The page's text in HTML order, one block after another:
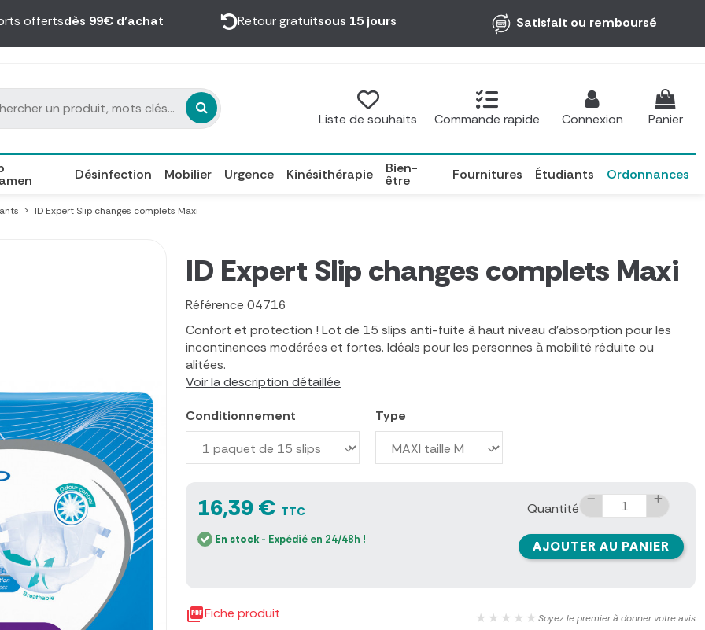
offertsdès 99€ d’achat Retour gratuitsous 15 jours Satisfait ou remboursé
Liste de souhaits Commande rapide Connexion Panier
Désinfection Mobilier Urgence Kinésithérapie Bien-
être Fournitures Étudiants Ordonnances
ID Expert Slip changes complets Maxi
ID Expert Slip changes complets Maxi
Référence 04716
Confort et protection ! Lot de 15 slips anti-fuite à haut niveau d'absorption pour les
incontinences modérées et fortes. Idéals pour les personnes à mobilité réduite ou
alitées.
Voir la description détaillée
Conditionnement Type
16,39 € TTC
En stock- Expédié en 24/48h !
Quantité
AJOUTER AU PANIER
Fiche produit ★★★★★ Soyez le premier à donner votre avis